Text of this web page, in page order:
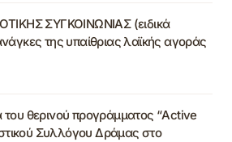
ΣΥΓΚΟΙΝΩΝΙΑΣ (ειδικά
της υπαίθριας λαϊκής αγοράς
θερινού προγράμματος “Active
Συλλόγου Δράμας στο